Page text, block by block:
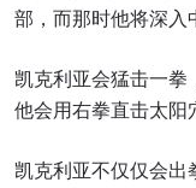
部，而那时他将深入
凯克利亚会猛击一拳
他会用右拳直击太阳
凯克利亚不仅仅会出